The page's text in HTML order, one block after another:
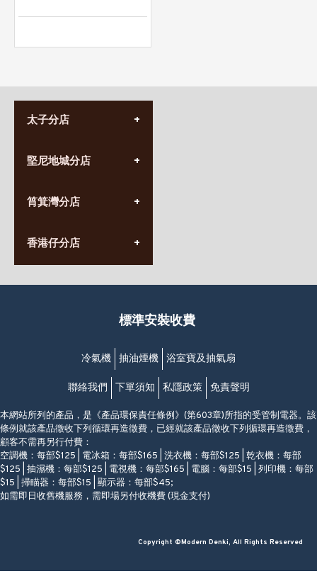
太子分店
營業時間:
九龍太子太子道西141號
堅尼地城分店
營業時間:
香港堅尼地城卑路乍街
(堅尼地城地鐵站B出口)
筲箕灣分店
營業時間:
(10:00am-20:30pm)
香港仔分店
營業時間:
香港香港仔成都道20-28號
(黃竹坑地鐵站轉4M專線小巴)
標準安裝收費
冷氣機 抽油煙機 浴室寶及抽氣扇
聯絡我們 下單須知 私隱政策 免責聲明
本網站所列的產品，是《產品環保責任條例》(第603章)所指的受管制電器。該
條例就該產品徵收下列循環再造徵費，已經就該產品徵收下列循環再造徵費，
顧客不需再另行付費：
空調機：每部$125 | 電冰箱：每部$165 | 洗衣機：每部$125 | 乾衣機：每部
$125 | 抽濕機：每部$125 | 電視機：每部$165 | 電腦：每部$15 | 列印機：每部
$15 | 掃瞄器：每部$15 | 顯示器：每部$45;
如需即日收舊機服務，需即場另付收機費 (現金支付)
Copyright ©Modern Denki, All Rights Reserved